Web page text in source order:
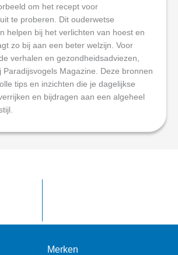
om het recept voor
te proberen. Dit ouderwetse
helpen bij het verlichten van hoest en
zo bij aan een beter welzijn. Voor
verhalen en gezondheidsadviezen,
Paradijsvogels Magazine. Deze bronnen
tips en inzichten die je dagelijkse
en bijdragen aan een algeheel
Merken